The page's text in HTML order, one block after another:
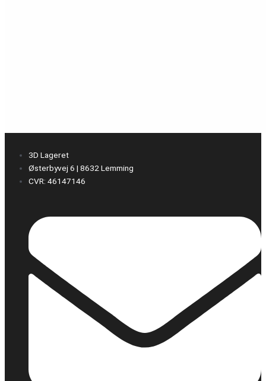
3D Lageret
Østerbyvej 6 | 8632 Lemming
CVR: 46147146